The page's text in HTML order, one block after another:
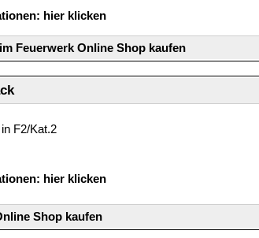
hier klicken
Feuerwerk Online Shop kaufen
F2/Kat.2
hier klicken
Shop kaufen